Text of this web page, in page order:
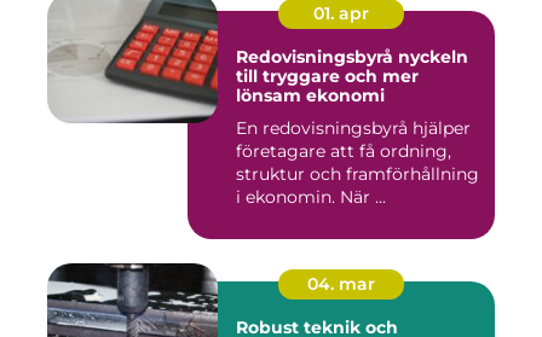
01. apr
Redovisningsbyrå nyckeln
till tryggare och mer
lönsam ekonomi
En redovisningsbyrå hjälper
företagare att få ordning,
struktur och framförhållning
i ekonomin. När ...
04. mar
Robust teknik och